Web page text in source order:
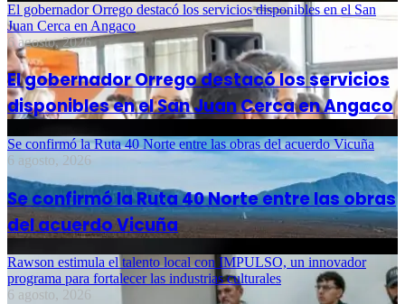
El gobernador Orrego destacó los servicios disponibles en el San
Juan Cerca en Angaco
6 agosto, 2026
El gobernador Orrego destacó los servicios
disponibles en el San Juan Cerca en Angaco
Se confirmó la Ruta 40 Norte entre las obras del acuerdo Vicuña
6 agosto, 2026
Se confirmó la Ruta 40 Norte entre las obras
del acuerdo Vicuña
Rawson estimula el talento local con IMPULSO, un innovador
programa para fortalecer las industrias culturales
6 agosto, 2026